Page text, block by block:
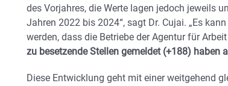
des Vorjahres, die Werte lagen jedoch jeweils
Jahren 2022 bis 2024“, sagt Dr. Cujai. „Es
werden, dass die Betriebe der Agentur für
zu besetzende Stellen gemeldet (+188) haben
Diese Entwicklung geht mit einer weitgehend